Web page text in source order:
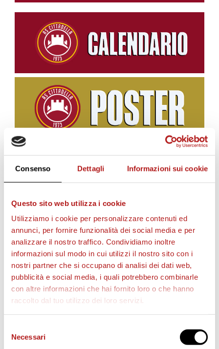
Consenso Dettagli Informazioni sui cookie
Questo sito web utilizza i cookie
Utilizziamo i cookie per personalizzare contenuti ed
annunci, per fornire funzionalità dei social media e per
analizzare il nostro traffico. Condividiamo inoltre
informazioni sul modo in cui utilizzi il nostro sito con i
nostri partner che si occupano di analisi dei dati web,
pubblicità e social media, i quali potrebbero combinarle
con altre informazioni che hai fornito loro o che hanno
raccolto dal tuo utilizzo dei loro servizi.
delNecessari
BIGLIETTI
AS CITTADELLA STORE